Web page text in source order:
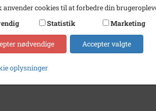
anvender cookies til at forbedre din
Statistik Marketing
nødvendige Accepter valgte
oplysninger